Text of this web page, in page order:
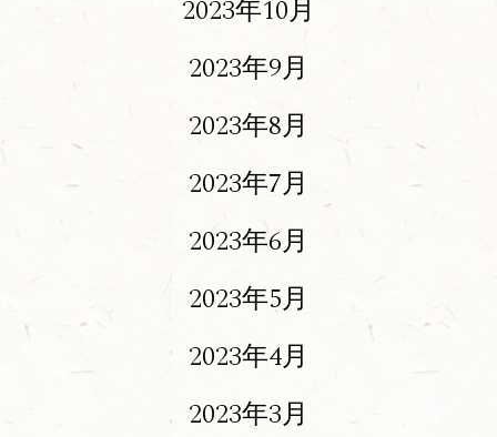
2023年10月
2023年9月
2023年8月
2023年7月
2023年6月
2023年5月
2023年4月
2023年3月